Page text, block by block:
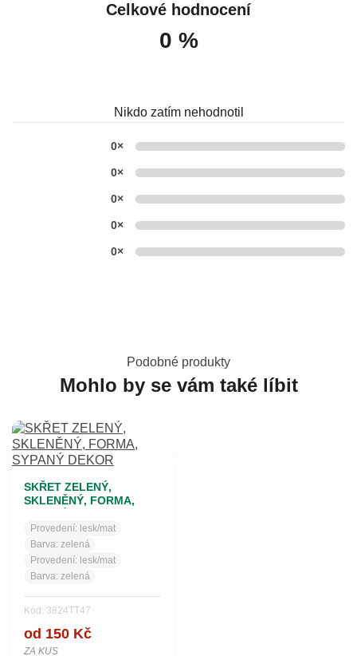
Celkové hodnocení
0 %
Nikdo zatím nehodnotil
0×
0×
0×
0×
0×
Podobné produkty
Mohlo by se vám také líbit
SKŘET ZELENÝ,
SKLENĚNÝ, FORMA,
Provedení: lesk/mat
Barva: zelená
Provedení: lesk/mat
Barva: zelená
Kód: 3824TT47
od 150 Kč
ZA KUS